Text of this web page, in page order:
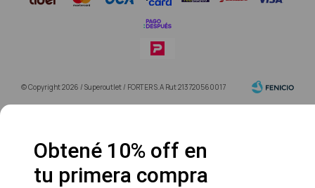
© Copyright 2026 / Superoutlet / FORTER S.A Rut 213720560017
Obtené 10% off en
tu primera compra